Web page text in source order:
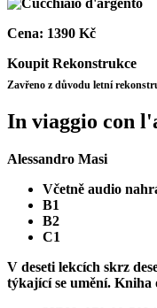
Cena: 1390 Kč
Koupit Rekonstrukce
Zavřeno z důvodu letní
In viaggio con
Alessandro Masi
Včetně audio
B1
B2
C1
V deseti lekcích skrz
týkající se umění. Kniha